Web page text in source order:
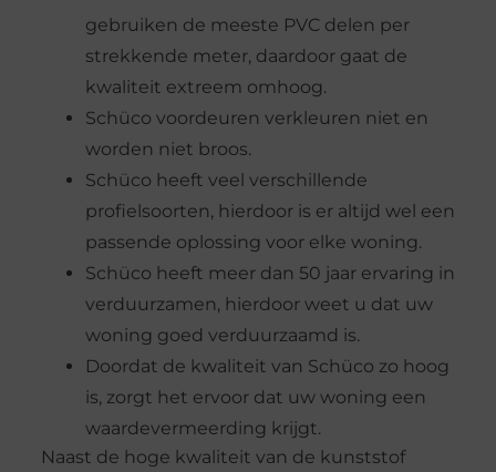
gebruiken de meeste PVC delen per
strekkende meter, daardoor gaat de
kwaliteit extreem omhoog.
Schüco voordeuren verkleuren niet en
worden niet broos.
Schüco heeft veel verschillende
profielsoorten, hierdoor is er altijd wel een
passende oplossing voor elke woning.
Schüco heeft meer dan 50 jaar ervaring in
verduurzamen, hierdoor weet u dat uw
woning goed verduurzaamd is.
Doordat de kwaliteit van Schüco zo hoog
is, zorgt het ervoor dat uw woning een
waardevermeerding krijgt.
Naast de hoge kwaliteit van de kunststof